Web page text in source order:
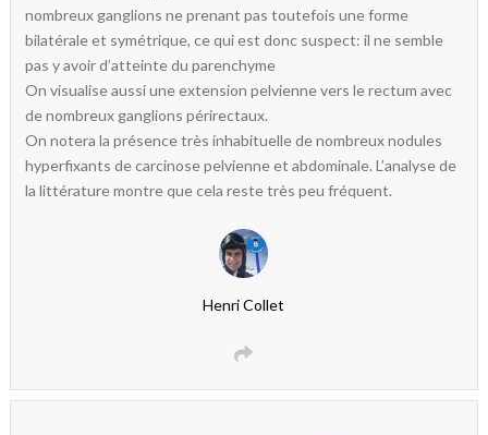
nombreux ganglions ne prenant pas toutefois une forme
bilatérale et symétrique, ce qui est donc suspect: il ne semble
pas y avoir d’atteinte du parenchyme
On visualise aussi une extension pelvienne vers le rectum avec
de nombreux ganglions périrectaux.
On notera la présence très inhabituelle de nombreux nodules
hyperfixants de carcinose pelvienne et abdominale. L’analyse de
la littérature montre que cela reste très peu fréquent.
Henri Collet